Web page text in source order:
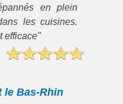
en plein
les cuisines.
efficace"
le Bas-Rhin